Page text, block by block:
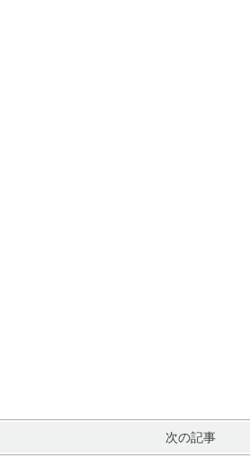
次の記事